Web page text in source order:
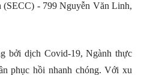
(SECC) - 799 Nguyễn Văn Linh,
bởi dịch Covid-19, Ngành thực
phục hồi nhanh chóng. Với xu